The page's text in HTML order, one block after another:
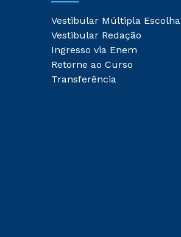
Vestibular Múltipla Escolha
Vestibular Redação
Ingresso via Enem
Retorne ao Curso
Transferência